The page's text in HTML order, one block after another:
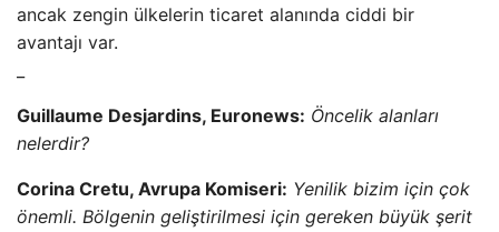
ancak zengin ülkelerin ticaret alanında ciddi bir
avantajı var.
Guillaume Desjardins, Euronews: Öncelik alanları
nelerdir?
Corina Cretu, Avrupa Komiseri: Yenilik bizim için çok
önemli. Bölgenin geliştirilmesi için gereken büyük şerit